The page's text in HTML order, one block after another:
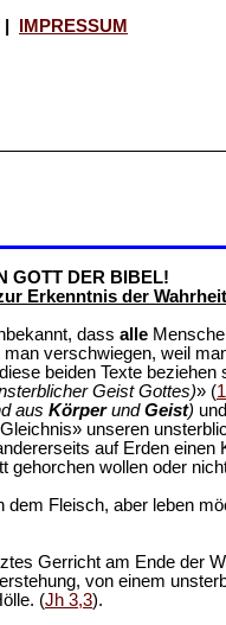
IMPRESSUM
GOTT DER BIBEL!
Erkenntnis der
dass alle
verschwiegen, weil
beiden Texte
Geist Gottes)» (
aus KörperundGeist)
unseren
auf Erden einen
gehorchen wollen oder
dem Fleisch, aber leben
Gerricht am Ende der
von einem
(Jh 3,3).